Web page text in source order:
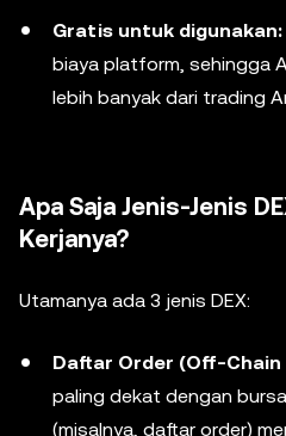
Gratis untuk digunakan:
biaya platform, sehingga
lebih banyak dari trading
Apa Saja Jenis-Jenis
Kerjanya?
Utamanya ada 3 jenis DEX:
Daftar Order (Off-Chain
paling dekat dengan
(misalnya, daftar order)